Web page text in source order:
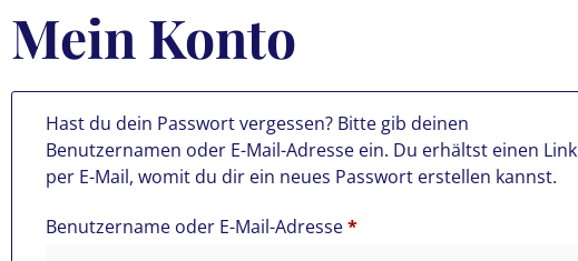
Mein Konto
Hast du dein Passwort vergessen? Bitte gib deinen
Benutzernamen oder E-Mail-Adresse ein. Du erhältst einen Link
per E-Mail, womit du dir ein neues Passwort erstellen kannst.
Benutzername oder E-Mail-Adresse*